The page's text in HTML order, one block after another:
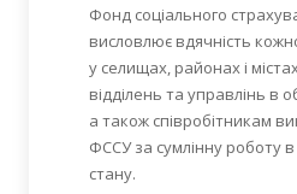
Фонд соціального
висловлює вдячність
у селищах, районах і
відділень та управлінь в
а також співробітникам
ФССУ за сумлінну роботу
стану.